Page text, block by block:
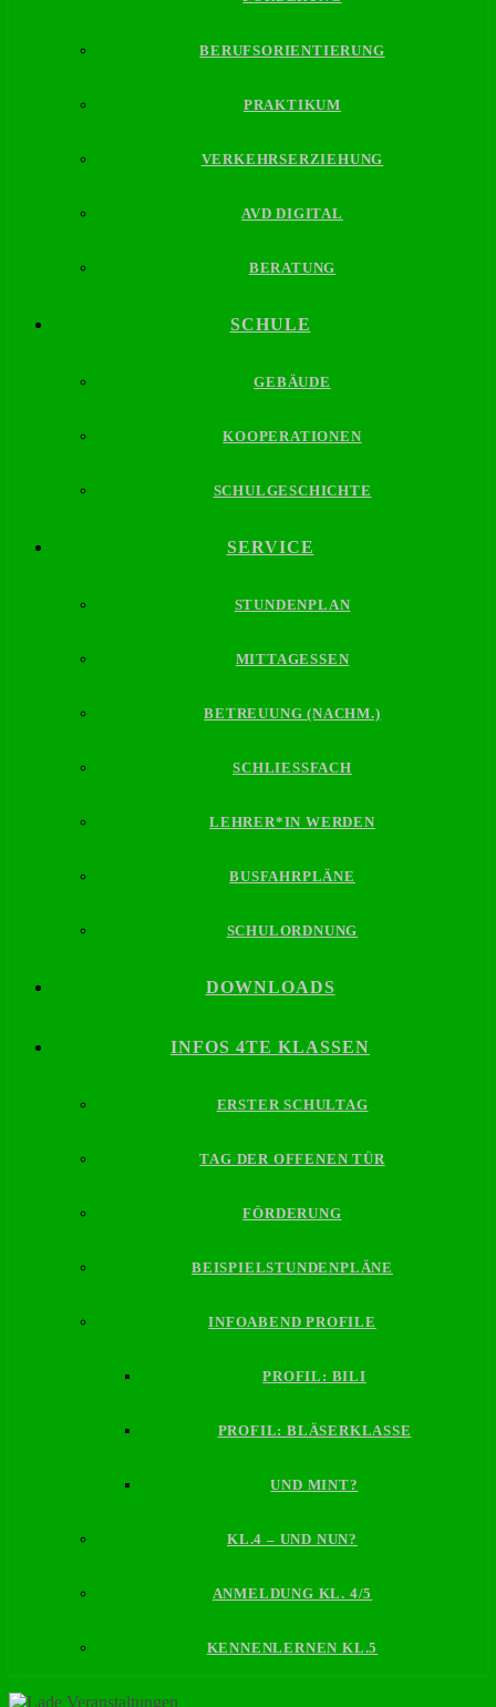
BERUFSORIENTIERUNG
PRAKTIKUM
VERKEHRSERZIEHUNG
AVD DIGITAL
BERATUNG
SCHULE
GEBÄUDE
KOOPERATIONEN
SCHULGESCHICHTE
SERVICE
STUNDENPLAN
MITTAGESSEN
BETREUUNG (NACHM.)
SCHLIESSFACH
LEHRER*IN WERDEN
BUSFAHRPLÄNE
SCHULORDNUNG
DOWNLOADS
INFOS 4TE KLASSEN
ERSTER SCHULTAG
TAG DER OFFENEN TÜR
FÖRDERUNG
BEISPIELSTUNDENPLÄNE
INFOABEND PROFILE
PROFIL: BILI
PROFIL: BLÄSERKLASSE
UND MINT?
KL.4 – UND NUN?
ANMELDUNG KL. 4/5
KENNENLERNEN KL.5